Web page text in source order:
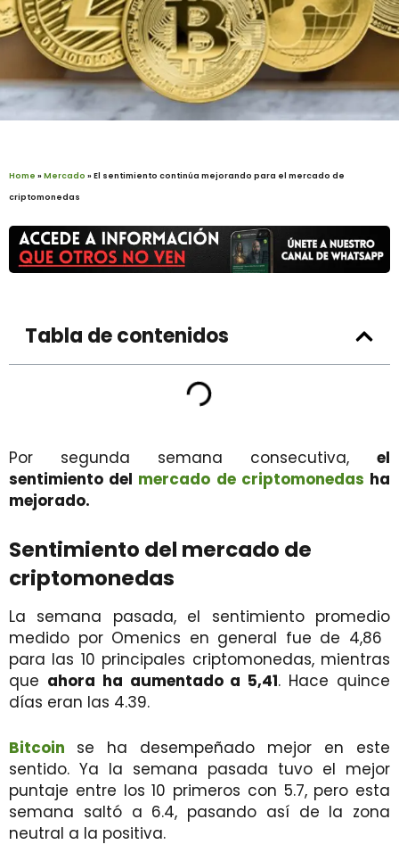
Home »Mercado »El sentimiento continúa mejorando para el mercado de
criptomonedas
Tabla de contenidos
Por segunda semana consecutiva, el
sentimiento del mercado de criptomonedas ha
mejorado.
Sentimiento del mercado de
criptomonedas
La semana pasada, el sentimiento promedio
medido por Omenics en general fue de 4,86 ​​
para las 10 principales criptomonedas, mientras
que ahora ha aumentado a 5,41. Hace quince
días eran las 4.39.
Bitcoin
se ha desempeñado mejor en este
sentido. Ya la semana pasada tuvo el mejor
puntaje entre los 10 primeros con 5.7, pero esta
semana saltó a 6.4, pasando así de la zona
neutral a la positiva.